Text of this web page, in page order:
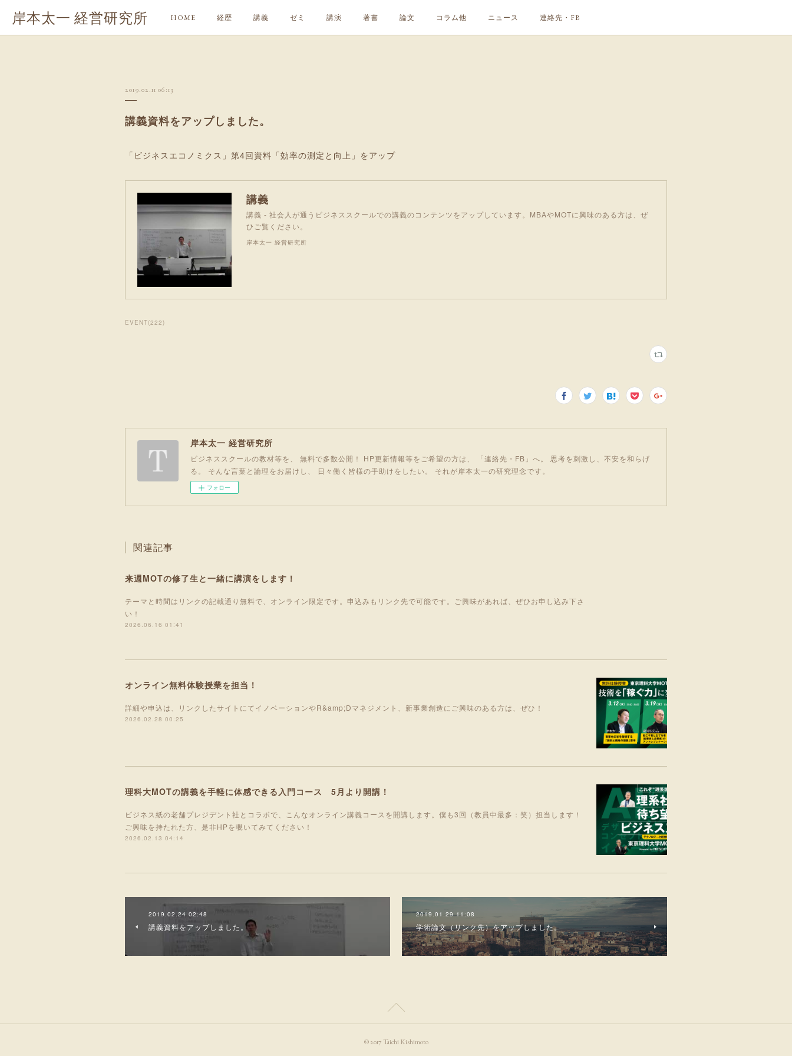
岸本太一 経営研究所 HOME 経歴 講義 ゼミ 講演 著書 論文 コラム他 ニュース 連絡先・FB
2019.02.11 06:13
講義資料をアップしました。
「ビジネスエコノミクス」第4回資料「効率の測定と向上」をアップ
講義
講義 - 社会人が通うビジネススクールでの講義のコンテンツをアップしています。MBAやMOTに興味のある方は、ぜ
ひご覧ください。
岸本太一 経営研究所
EVENT(222)
岸本太一 経営研究所
ビジネススクールの教材等を、 無料で多数公開！ HP更新情報等をご希望の方は、 「連絡先・FB」へ。 思考を刺激し、不安を和らげ
る。 そんな言葉と論理をお届けし、 日々働く皆様の手助けをしたい。 それが岸本太一の研究理念です。
フォロー
関連記事
来週MOTの修了生と一緒に講演をします！
テーマと時間はリンクの記載通り無料で、オンライン限定です。申込みもリンク先で可能です。ご興味があれば、ぜひお申し込み下さ
い！
2026.06.16 01:41
オンライン無料体験授業を担当！
詳細や申込は、リンクしたサイトにてイノベーションやR&amp;Dマネジメント、新事業創造にご興味のある方は、ぜひ！
2026.02.28 00:25
理科大MOTの講義を手軽に体感できる入門コース 5月より開講！
ビジネス紙の老舗プレジデント社とコラボで、こんなオンライン講義コースを開講します。僕も3回（教員中最多：笑）担当します！
ご興味を持たれた方、是非HPを覗いてみてください！
2026.02.13 04:14
2019.02.24 02:48
講義資料をアップしました。
2019.01.29 11:08
学術論文（リンク先）をアップしました。
© 2017 Taichi Kishimoto